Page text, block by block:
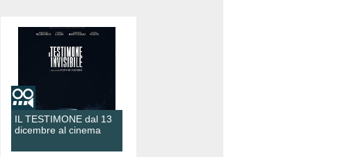
IL TESTIMONE dal 13
dicembre al cinema